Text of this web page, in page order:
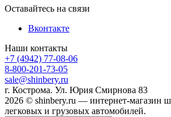
Оставайтесь на связи
Вконтакте
Наши контакты
+7 (4942) 77-08-06
8-800-201-73-05
sale@shinbery.ru
г. Кострома. Ул. Юрия Смирнова 83
2026 © shinbery.ru — интернет-магазин
легковых и грузовых автомобилей.